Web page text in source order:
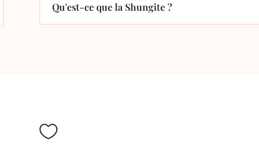
Qu'est-ce que la Shungite ?
